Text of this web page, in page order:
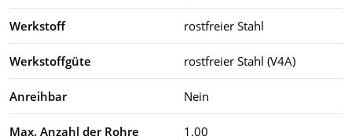
Werkstoff rostfreier Stahl
Werkstoffgüte rostfreier Stahl (V4A)
Anreihbar Nein
Max. Anzahl der Rohre 1.00